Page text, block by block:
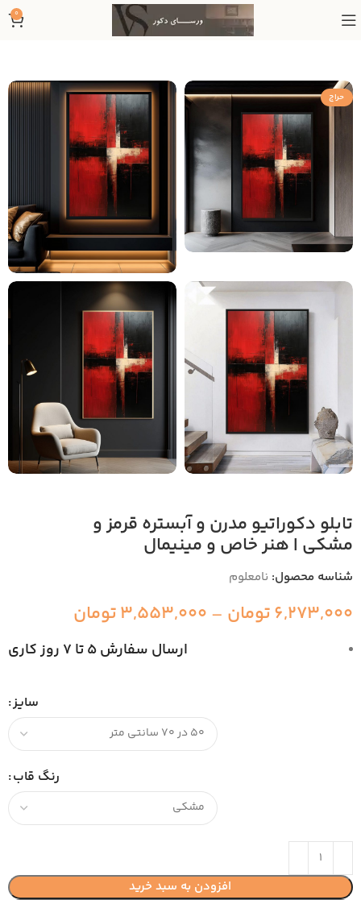
0
حراج
تابلو دکوراتیو مدرن و آبستره قرمز و
مشکی | هنر خاص و مینیمال
شناسه محصول: نامعلوم
6,273,000تومان –
3,553,000تومان
ارسال سفارش 5 تا 7 روز کاری
سایز
رنگ قاب
افزودن به سبد خرید